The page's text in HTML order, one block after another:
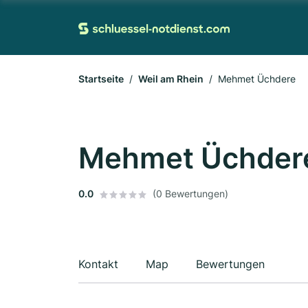
Startseite Weil am Rhein Mehmet Üchdere
Mehmet
0.0 (0 Bewertungen)
Kontakt Map Bewertungen